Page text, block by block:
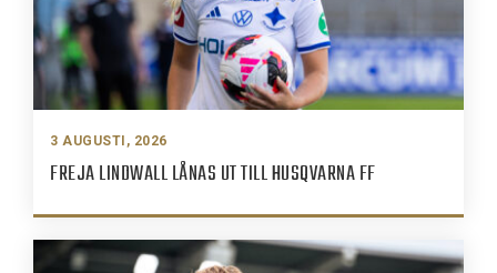
3 AUGUSTI, 2026
FREJA LINDWALL LÅNAS UT TILL HUSQVARNA FF